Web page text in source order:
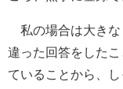
私の場合は大きな
違った回答をした
ていることから、